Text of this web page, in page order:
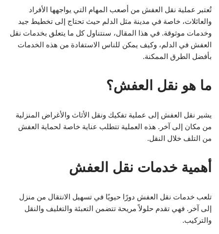
تُعتبر عملية نقل العفش من أصعب المهام التي يواجهها الأفراد
والعائلات، خاصة في مدينة مثل الدلم حيث تحتاج إلى تخطيط جيد
وخدمات موثوقة. في هذا المقال، سنتناول كل ما يتعلق بخدمات نقل
العفش في الدلم، وكيف يمكن للناس الاستفادة من هذه الخدمات
بأفضل الطرق الممكنة.
ما هو نقل العفش؟
يشير نقل العفش إلى عملية تفكيك ونقل الأثاث والأغراض المنزلية
من مكان إلى آخر. هذه العملية تتطلب عناية خاصة لحماية العفش
من التلف خلال النقل.
أهمية خدمات نقل العفش
تلعب خدمات نقل العفش دورًا حيويًا في تسهيل الانتقال من منزل
إلى آخر. فهي تقدم حلولاً مريحة تتضمن التعبئة والتغليف والنقل
والتركيب.